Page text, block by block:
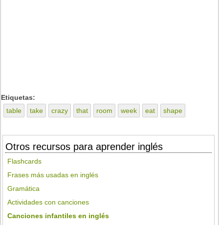
Etiquetas:
table
take crazy that room week eat shape
Otros recursos para aprender inglés
Flashcards
Frases más usadas en inglés
Gramática
Actividades con canciones
Canciones infantiles en inglés